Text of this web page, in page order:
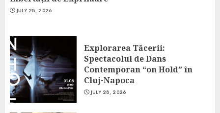
JULY 28, 2026
Explorarea Tăcerii:
Spectacolul de Dans
Contemporan “on Hold” în
Cluj-Napoca
JULY 28, 2026